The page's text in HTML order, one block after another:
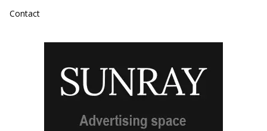
Contact